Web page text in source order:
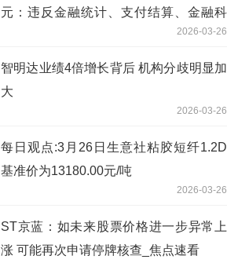
元：违反金融统计、支付结算、金融科
2026-03-26
智明达业绩4倍增长背后 机构分歧明显加
大
2026-03-26
每日观点:3月26日生意社粘胶短纤1.2D
基准价为13180.00元/吨
2026-03-26
ST京蓝：如未来股票价格进一步异常上
涨 可能再次申请停牌核查_焦点速看